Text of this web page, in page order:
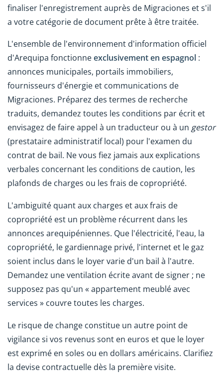
finaliser l'enregistrement auprès de Migraciones et s'il
a votre catégorie de document prête à être traitée.
L'ensemble de l'environnement d'information officiel
d'Arequipa fonctionneexclusivement en espagnol :
annonces municipales, portails immobiliers,
fournisseurs d'énergie et communications de
Migraciones. Préparez des termes de recherche
traduits, demandez toutes les conditions par écrit et
envisagez de faire appel à un traducteur ou à un gestor
(prestataire administratif local) pour l'examen du
contrat de bail. Ne vous fiez jamais aux explications
verbales concernant les conditions de caution, les
plafonds de charges ou les frais de copropriété.
L'ambiguïté quant aux charges et aux frais de
copropriété est un problème récurrent dans les
annonces arequipéniennes. Que l'électricité, l'eau, la
copropriété, le gardiennage privé, l'internet et le gaz
soient inclus dans le loyer varie d'un bail à l'autre.
Demandez une ventilation écrite avant de signer ; ne
supposez pas qu'un « appartement meublé avec
services » couvre toutes les charges.
Le risque de change constitue un autre point de
vigilance si vos revenus sont en euros et que le loyer
est exprimé en soles ou en dollars américains. Clarifiez
la devise contractuelle dès la première visite.